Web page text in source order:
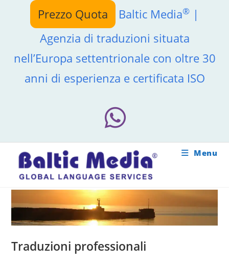
contenuto
Prezzo Quota Baltic Media® |
Agenzia di traduzioni situata
nell’Europa settentrionale con oltre 30
anni di esperienza e certificata ISO
Menu
Traduzioni professionali